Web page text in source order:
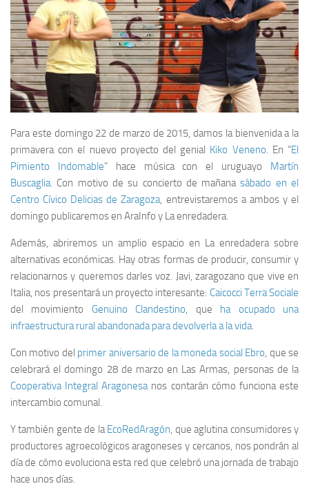
Para este domingo 22 de marzo de 2015, damos la bienvenida a la
primavera con el nuevo proyecto del genial Kiko Veneno. En “El
Pimiento Indomable” hace música con el uruguayo Martín
Buscaglia. Con motivo de su concierto de mañanasábado en el
Centro Cívico Delicias de Zaragoza, entrevistaremos a ambos y el
domingo publicaremos en AraInfo y La enredadera.
Además, abriremos un amplio espacio en La enredadera sobre
alternativas económicas. Hay otras formas de producir, consumir y
relacionarnos y queremos darles voz. Javi, zaragozano que vive en
Italia, nos presentará un proyecto interesante: Caicocci Terra Sociale
del movimiento Genuino Clandestino, que ha ocupado una
infraestructura rural abandonada para devolverla a la vida.
Con motivo del primer aniversario de la moneda social Ebro, que se
celebrará el domingo 28 de marzo en Las Armas, personas de la
Cooperativa Integral Aragonesanos contarán cómo funciona este
intercambio comunal.
Y también gente de laEcoRedAragón, que aglutina consumidores y
productores agroecológicos aragoneses y cercanos, nos pondrán al
día de cómo evoluciona esta red que celebró una jornada de trabajo
hace unos días.